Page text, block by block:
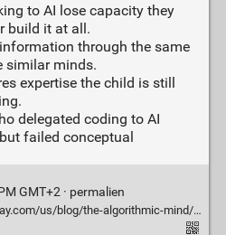
to AI lose capacity they
build it at all.
through the same
similar minds.
expertise the child is still
delegated coding to AI
failed conceptual
GMT+2 · permalien
mind/202603/adults-lose-skills-to-ai-children-never-build-them